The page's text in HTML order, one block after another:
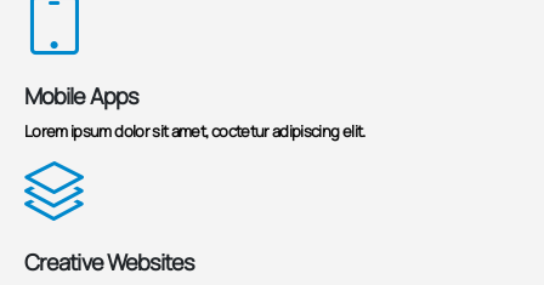
Mobile Apps
Lorem ipsum dolor sit amet, coctetur adipiscing elit.
Creative Websites